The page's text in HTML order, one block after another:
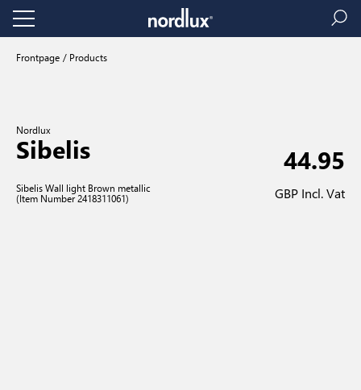
Frontpage Products
Nordlux
Sibelis
Sibelis Wall light Brown metallic
(Item Number 2418311061)
44.95
GBP Incl. Vat